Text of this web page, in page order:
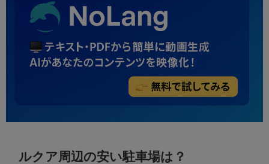
ルクア周辺の安い駐車場は？